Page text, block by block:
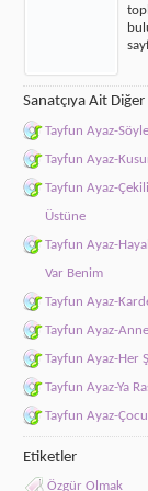
Sanatçıya Ait Diğer
Tayfun Ayaz-
Tayfun Ayaz-
Tayfun Ayaz-
Üstüne
Tayfun Ayaz-
Var Benim
Tayfun Ayaz-
Tayfun Ayaz-
Tayfun Ayaz-Her
Tayfun Ayaz-Ya
Tayfun Ayaz-
Etiketler
Özgür Olmak